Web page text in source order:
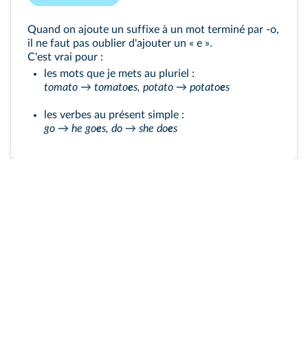
Quand on ajoute un suffixe à un mot terminé par -o,
il ne faut pas oublier d'ajouter un « e ».
C'est vrai pour :
les mots que je mets au pluriel :
tomato → tomatoes, potato → potatoes
les verbes au présent simple :
go → he goes, do → she does